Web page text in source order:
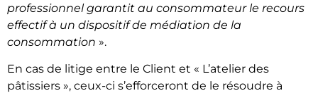
professionnel garantit au consommateur le recours
effectif à un dispositif de médiation de la
consommation ».
En cas de litige entre le Client et « L’atelier des
pâtissiers », ceux-ci s’efforceront de le résoudre à